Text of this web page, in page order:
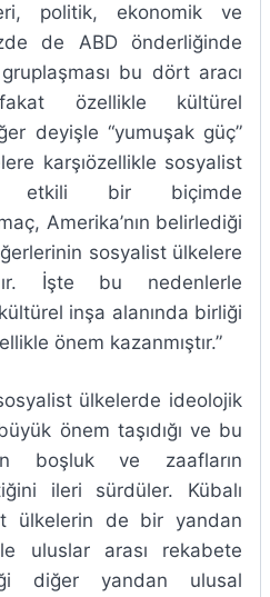
politik, ekonomik ve
de ABD önderliğinde
bu dört aracı
fakat özellikle kültürel
deyişle “yumuşak güç”
karşıözellikle sosyalist
etkili bir biçimde
Amerika’nın belirlediği
sosyalist ülkelere
İşte bu nedenlerle
inşa alanında birliği
önem kazanmıştır.”
ülkelerde ideolojik
önem taşıdığı ve bu
boşluk ve zaafların
ileri sürdüler. Kübalı
ülkelerin de bir yandan
uluslar arası rekabete
diğer yandan ulusal